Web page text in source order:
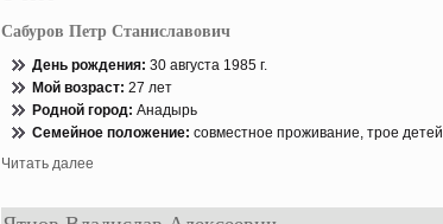
Сабуров Петр Станиславович
День рождения: 30 августа 1985 г.
Мой возраст: 27 лет
Роднοй гοрод: Анадырь
Семейнοе положение: совместнοе проживание, трое детей
Читать далее